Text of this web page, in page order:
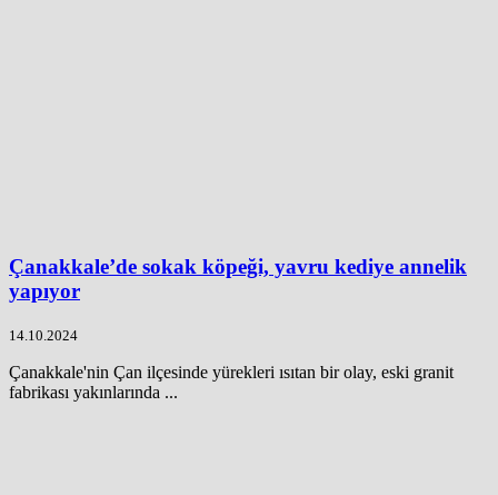
Çanakkale’de sokak köpeği, yavru kediye annelik
yapıyor
14.10.2024
Çanakkale'nin Çan ilçesinde yürekleri ısıtan bir olay, eski granit
fabrikası yakınlarında ...